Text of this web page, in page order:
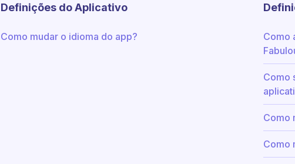
Definições do Aplicativo
Como mudar o idioma do app?
Como
Como
Como
Como